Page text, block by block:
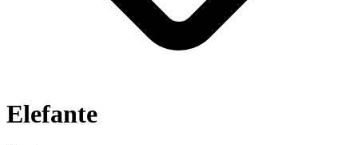
Elefante